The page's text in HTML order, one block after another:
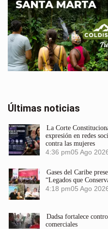
Últimas noticias
La Corte
expresión en redes
contra las mujeres
4:36 pm05 Ago
Gases del Caribe
“Legados que
4:18 pm05 Ago
Dadsa fortalece
comerciales